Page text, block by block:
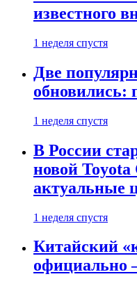
известного
1 неделя спустя
Две
обновились:
1 неделя спустя
В России
новой Toyota
актуальные
1 неделя спустя
Китайский
официально